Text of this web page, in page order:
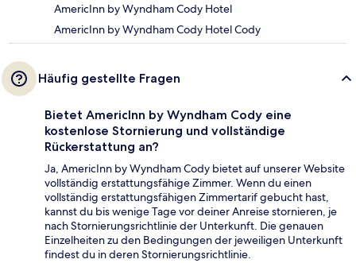
AmericInn by Wyndham Cody Hotel
AmericInn by Wyndham Cody Hotel Cody
Häufig gestellte Fragen
Bietet AmericInn by Wyndham Cody eine
kostenlose Stornierung und vollständige
Rückerstattung an?
Ja, AmericInn by Wyndham Cody bietet auf unserer Website
vollständig erstattungsfähige Zimmer. Wenn du einen
vollständig erstattungsfähigen Zimmertarif gebucht hast,
kannst du bis wenige Tage vor deiner Anreise stornieren, je
nach Stornierungsrichtlinie der Unterkunft. Die genauen
Einzelheiten zu den Bedingungen der jeweiligen Unterkunft
findest du in deren Stornierungsrichtlinie.